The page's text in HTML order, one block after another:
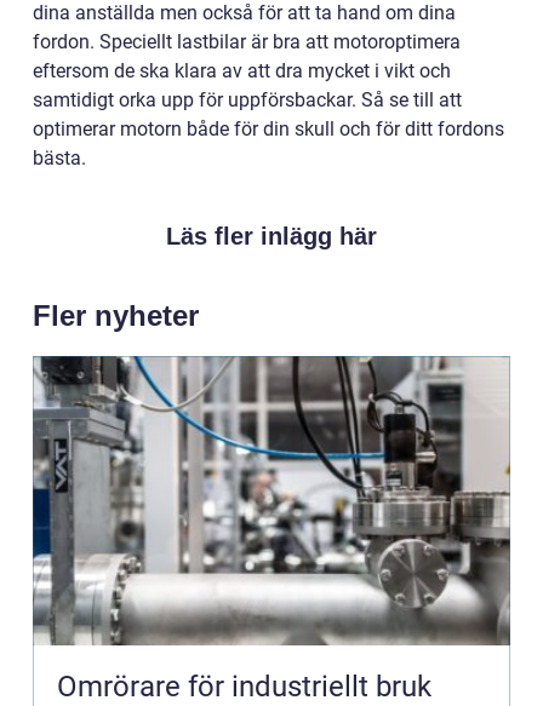
dina anställda men också för att ta hand om dina
fordon. Speciellt lastbilar är bra att motoroptimera
eftersom de ska klara av att dra mycket i vikt och
samtidigt orka upp för uppförsbackar. Så se till att
optimerar motorn både för din skull och för ditt fordons
bästa.
Läs fler inlägg här
Fler nyheter
Omrörare för industriellt bruk